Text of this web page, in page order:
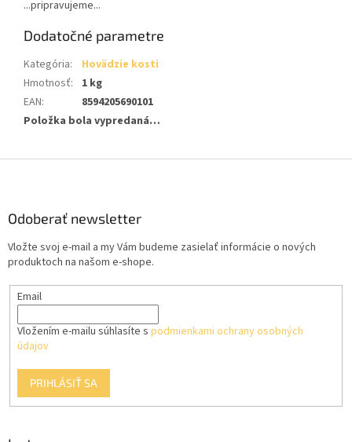
...pripravujeme...
Dodatočné parametre
Kategória:
Hovädzie kosti
Hmotnosť:
1 kg
EAN:
8594205690101
Položka bola vypredaná…
Odoberať newsletter
Vložte svoj e-mail a my Vám budeme zasielať informácie o nových
produktoch na našom e-shope.
Email
Vložením e-mailu súhlasíte s podmienkami ochrany osobných
údajov
PRIHLÁSIŤ SA